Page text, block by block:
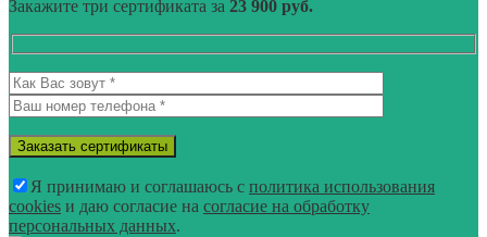
Закажите три сертификата за 23 900 руб.
Я принимаю и соглашаюсь с политика использования
cookies и даю согласие на согласие на обработку
персональных данных.